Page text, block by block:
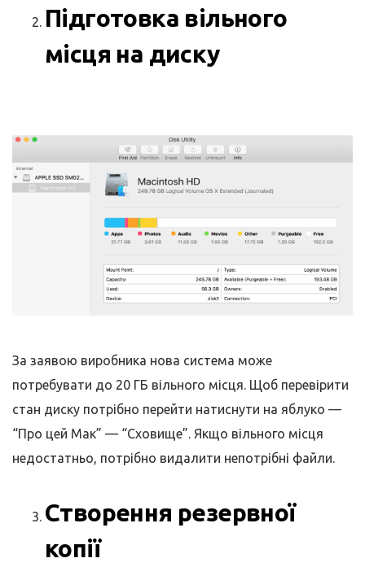
Підготовка вільного
місця на диску
За заявою виробника нова система може
потребувати до 20 ГБ вільного місця. Щоб перевірити
стан диску потрібно перейти натиснути на яблуко —
“Про цей Мак” — “Сховище”. Якщо вільного місця
недостатньо, потрібно видалити непотрібні файли.
Створення резервної
копії